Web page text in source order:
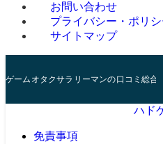
お問い合わせ
プライバシー・ポリシ
サイトマップ
ゲームオタクサラリーマンの口コミ総合
ハド
免責事項